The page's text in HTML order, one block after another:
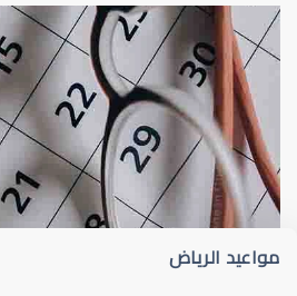
قلوبال لرعاية العين ضعف نظر
مواعيد الرياض